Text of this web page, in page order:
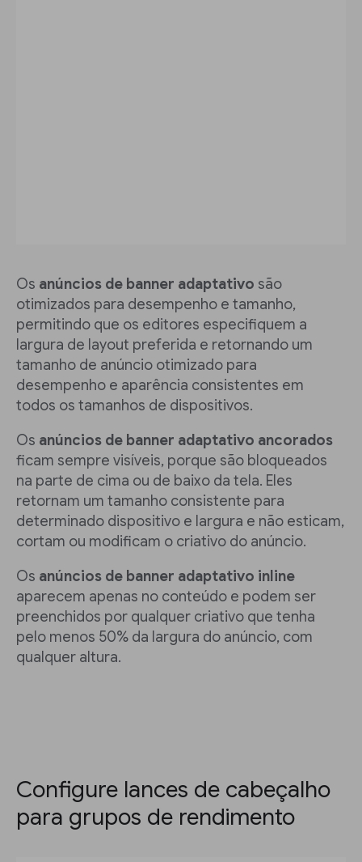
Os anúncios de banner adaptativo são
otimizados para desempenho e tamanho,
permitindo que os editores especifiquem a
largura de layout preferida e retornando um
tamanho de anúncio otimizado para
desempenho e aparência consistentes em
todos os tamanhos de dispositivos.
Os anúncios de banner adaptativo ancorados
ficam sempre visíveis, porque são bloqueados
na parte de cima ou de baixo da tela. Eles
retornam um tamanho consistente para
determinado dispositivo e largura e não esticam,
cortam ou modificam o criativo do anúncio.
Os anúncios de banner adaptativo inline
aparecem apenas no conteúdo e podem ser
preenchidos por qualquer criativo que tenha
pelo menos 50% da largura do anúncio, com
qualquer altura.
Configure lances de cabeçalho
para grupos de rendimento